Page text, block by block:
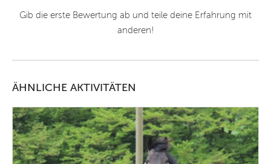
Gib die erste Bewertung ab und teile deine Erfahrung mit
anderen!
ÄHNLICHE AKTIVITÄTEN